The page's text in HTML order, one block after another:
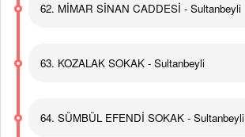
62. MİMAR SİNAN CADDESİ - Sultanbeyli
63. KOZALAK SOKAK - Sultanbeyli
64. SÜMBÜL EFENDİ SOKAK - Sultanbeyli